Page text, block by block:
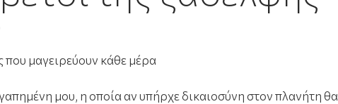
μαγειρεύουν κάθε μέρα
μου, η οποία αν υπήρχε δικαιοσύνη στον πλανήτη θα